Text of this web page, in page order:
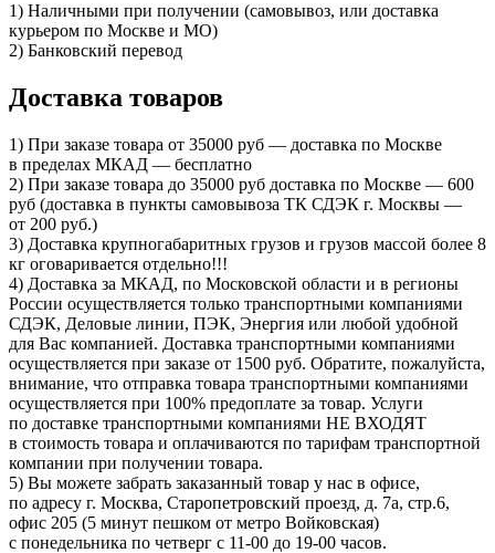
1) Наличными при получении (самовывоз, или доставка
курьером по Москве и МО)
2) Банковский перевод
Доставка товаров
1) При заказе товара от 35000 руб — доставка по Москве
в пределах МКАД — бесплатно
2) При заказе товара до 35000 руб доставка по Москве — 600
руб (доставка в пункты самовывоза ТК СДЭК г. Москвы —
от 200 руб.)
3) Доставка крупногабаритных грузов и грузов массой более 8
кг оговаривается отдельно!!!
4) Доставка за МКАД, по Московской области и в регионы
России осуществляется только транспортными компаниями
СДЭК, Деловые линии, ПЭК, Энергия или любой удобной
для Вас компанией. Доставка транспортными компаниями
осуществляется при заказе от 1500 руб. Обратите, пожалуйста,
внимание, что отправка товара транспортными компаниями
осуществляется при 100% предоплате за товар. Услуги
по доставке транспортными компаниями НЕ ВХОДЯТ
в стоимость товара и оплачиваются по тарифам транспортной
компании при получении товара.
5) Вы можете забрать заказанный товар у нас в офисе,
по адресу г. Москва, Старопетровский проезд, д. 7а, стр.6,
офис 205 (5 минут пешком от метро Войковская)
с понедельника по четверг с 11-00 до 19-00 часов.